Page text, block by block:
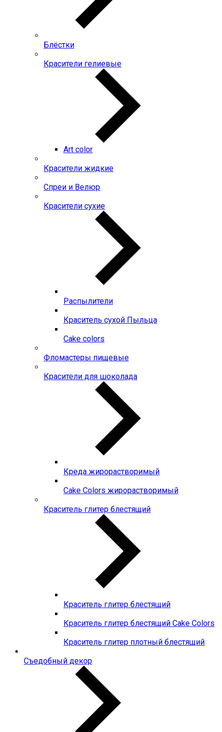
Блёстки
Красители гелиевые
Art color
Красители жидкие
Спреи и Велюр
Красители сухие
Распылители
Краситель сухой Пыльца
Сake colors
Фломастеры пищевые
Красители для шоколада
Креда жирорастворимый
Сake Colors жирорастворимый
Краситель глитер блестящий
Краситель глитер блестящий
Краситель глитер блестящий Cake Colors
Краситель глитер плотный блестящий
Съедобный декор